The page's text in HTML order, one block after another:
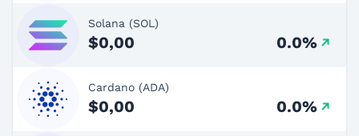
Solana (SOL)
$0,00 0.0%
Cardano (ADA)
$0,00 0.0%